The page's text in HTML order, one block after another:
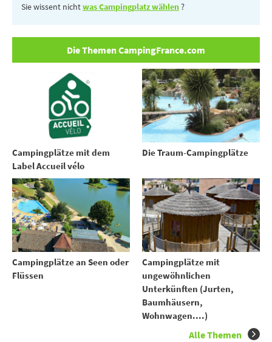
Sie wissent nichtwas Campingplatz wählen?
Die Themen CampingFrance.com
Campingplätze mit dem
Label Accueil vélo
Die Traum-Campingplätze
Campingplätze an Seen oder
Flüssen
Campingplätze mit
ungewöhnlichen
Unterkünften (Jurten,
Baumhäusern,
Wohnwagen....)
Alle Themen